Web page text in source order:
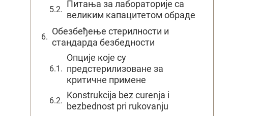
Питања за лабораторије са
великим капацитетом обраде
Обезбеђење стерилности и
стандарда безбедности
Опције које су
предстерилизоване за
критичне примене
Konstrukcija bez curenja i
bezbednost pri rukovanju